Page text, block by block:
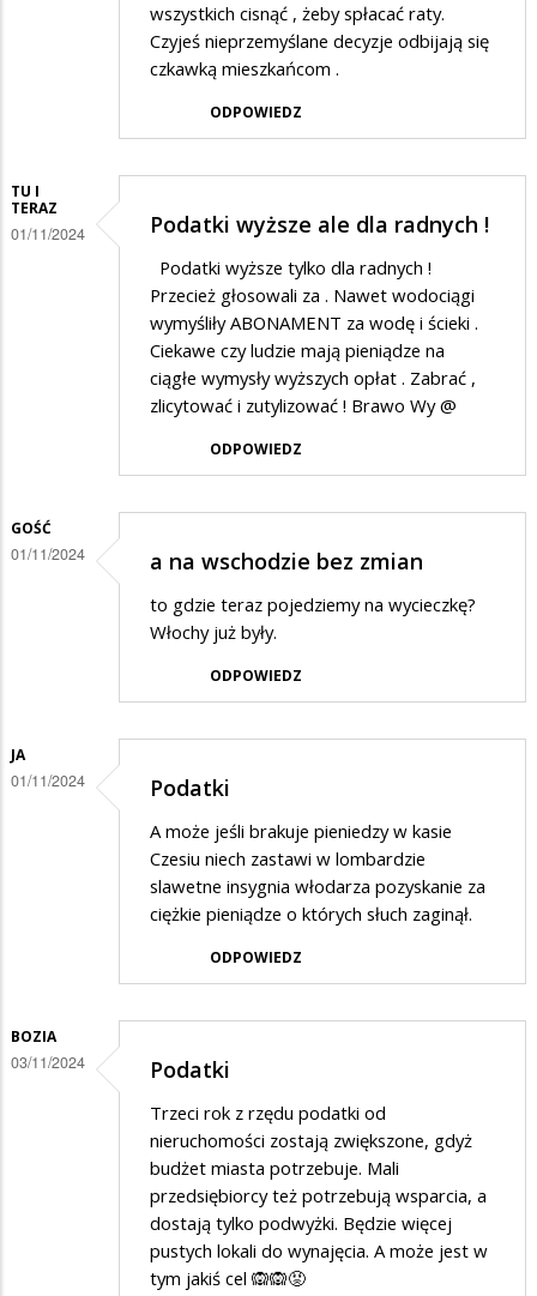
wszystkich cisnąć , żeby spłacać raty.
Czyjeś nieprzemyślane decyzje odbijają się
czkawką mieszkańcom .
ODPOWIEDZ
TU I
TERAZ
01/11/2024 Podatki wyższe ale dla radnych !
Podatki wyższe tylko dla radnych !
Przecież głosowali za . Nawet wodociągi
wymyśliły ABONAMENT za wodę i ścieki .
Ciekawe czy ludzie mają pieniądze na
ciągłe wymysły wyższych opłat . Zabrać ,
zlicytować i zutylizować ! Brawo Wy @
ODPOWIEDZ
GOŚĆ
01/11/2024 a na wschodzie bez zmian
to gdzie teraz pojedziemy na wycieczkę?
Włochy już były.
ODPOWIEDZ
JA
01/11/2024 Podatki
A może jeśli brakuje pieniedzy w kasie
Czesiu niech zastawi w lombardzie
slawetne insygnia włodarza pozyskanie za
ciężkie pieniądze o których słuch zaginął.
ODPOWIEDZ
BOZIA
03/11/2024 Podatki
Trzeci rok z rzędu podatki od
nieruchomości zostają zwiększone, gdyż
budżet miasta potrzebuje. Mali
przedsiębiorcy też potrzebują wsparcia, a
dostają tylko podwyżki. Będzie więcej
pustych lokali do wynajęcia. A może jest w
tym jakiś cel 🙉🙉😡